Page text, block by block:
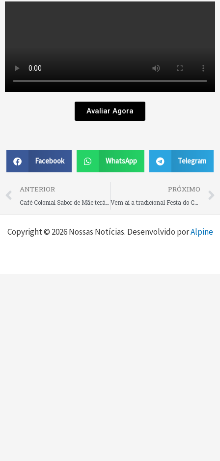
Avaliar Agora
Facebook WhatsApp Telegram
Prev
ANTERIOR PRÓXIMO
Vem aí a tradicional Festa do Campo Lençol!
Copyright © 2026 Nossas Notícias. Desenvolvido porAlpine